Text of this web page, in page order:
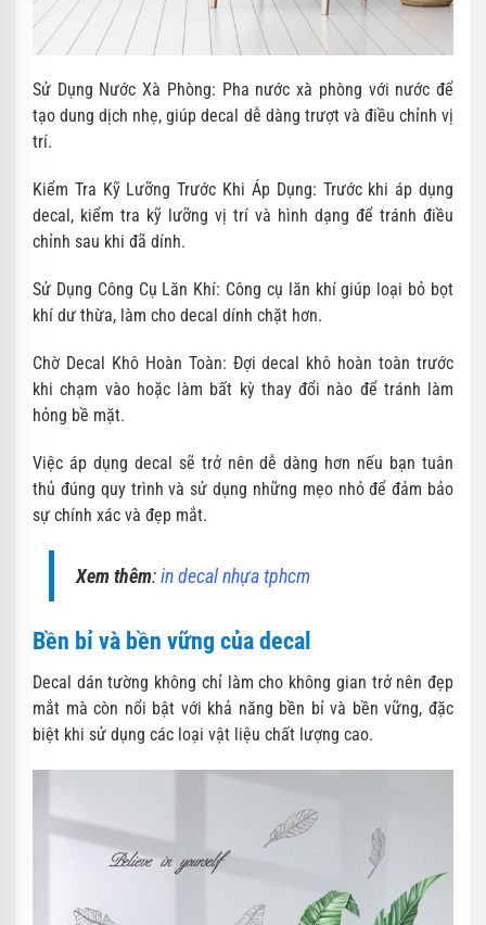
Sử Dụng Nước Xà Phòng: Pha nước xà phòng với nước để
tạo dung dịch nhẹ, giúp decal dễ dàng trượt và điều chỉnh vị
trí.
Kiểm Tra Kỹ Lưỡng Trước Khi Áp Dụng: Trước khi áp dụng
decal, kiểm tra kỹ lưỡng vị trí và hình dạng để tránh điều
chỉnh sau khi đã dính.
Sử Dụng Công Cụ Lăn Khí: Công cụ lăn khí giúp loại bỏ bọt
khí dư thừa, làm cho decal dính chặt hơn.
Chờ Decal Khô Hoàn Toàn: Đợi decal khô hoàn toàn trước
khi chạm vào hoặc làm bất kỳ thay đổi nào để tránh làm
hỏng bề mặt.
Việc áp dụng decal sẽ trở nên dễ dàng hơn nếu bạn tuân
thủ đúng quy trình và sử dụng những mẹo nhỏ để đảm bảo
sự chính xác và đẹp mắt.
Xem thêm:in decal nhựa tphcm
Bền bỉ và bền vững của decal
Decal dán tường không chỉ làm cho không gian trở nên đẹp
mắt mà còn nổi bật với khả năng bền bỉ và bền vững, đặc
biệt khi sử dụng các loại vật liệu chất lượng cao.